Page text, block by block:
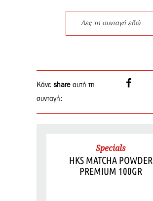
Δες τη συνταγή εδώ
Κάνε share αυτή τη
συνταγή:
Specials
HKS MATCHA POWDER
PREMIUM 100GR